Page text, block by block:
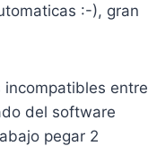
:-), gran
incompatibles entre
del software
pegar 2